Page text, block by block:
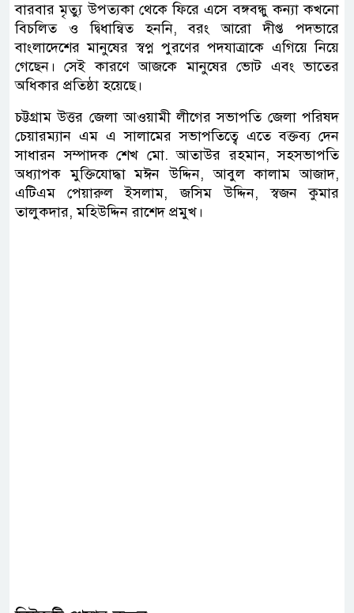
বারবার মৃত্যু উপত্যকা থেকে ফিরে এসে বঙ্গবন্ধু কন্যা কখনো
বিচলিত ও দ্বিধান্বিত হননি, বরং আরো দীপ্ত পদভারে
বাংলাদেশের মানুষের স্বপ্ন পুরণের পদযাত্রাকে এগিয়ে নিয়ে
গেছেন। সেই কারণে আজকে মানুষের ভোট এবং ভাতের
অধিকার প্রতিষ্ঠা হয়েছে।
চট্টগ্রাম উত্তর জেলা আওয়ামী লীগের সভাপতি জেলা পরিষদ
চেয়ারম্যান এম এ সালামের সভাপতিত্বে এতে বক্তব্য দেন
সাধারন সম্পাদক শেখ মো. আতাউর রহমান, সহসভাপতি
অধ্যাপক মুক্তিযোদ্ধা মঈন উদ্দিন, আবুল কালাম আজাদ,
এটিএম পেয়ারুল ইসলাম, জসিম উদ্দিন, স্বজন কুমার
তালুকদার, মহিউদ্দিন রাশেদ প্রমুখ।